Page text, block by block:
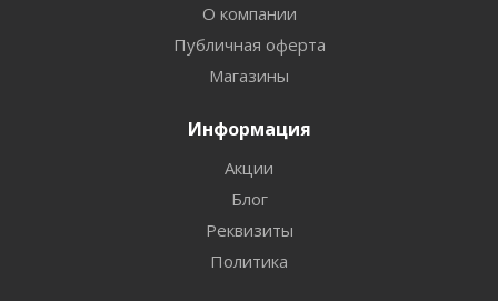
О компании
Публичная оферта
Магазины
Информация
Акции
Блог
Реквизиты
Политика